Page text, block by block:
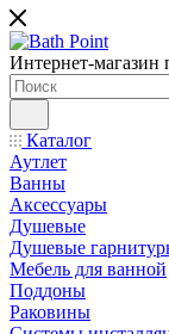
Интернет-магазин
Каталог
Аутлет
Ванны
Аксессуары
Душевые
Душевые
Мебель для ванной
Поддоны
Раковины